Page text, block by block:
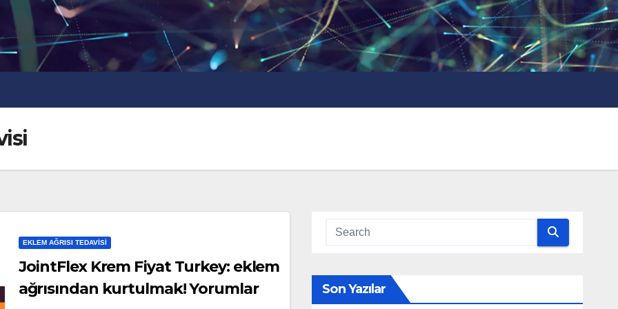
EKLEM AĞRISI TEDAVISI
JointFlex Krem Fiyat Turkey: eklem
ağrısından kurtulmak! Yorumlar
Son Yazılar